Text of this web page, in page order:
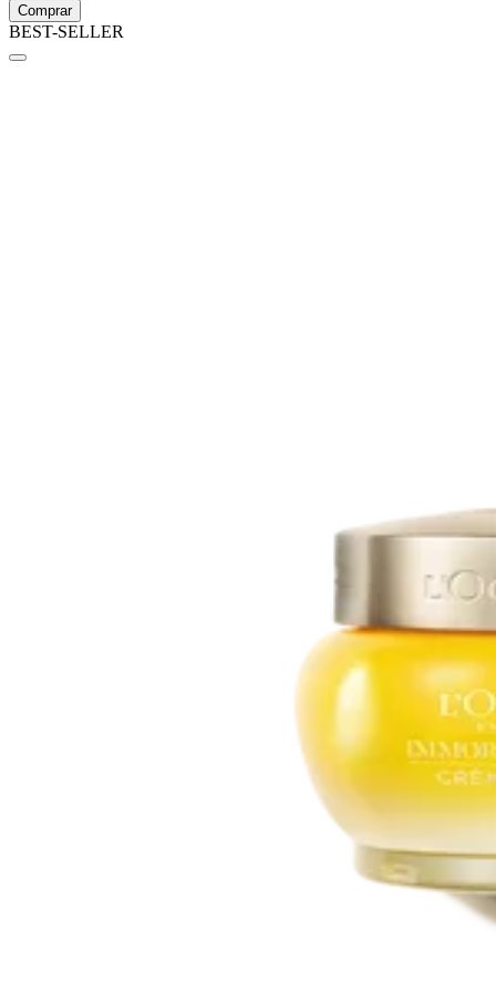
Comprar
BEST-SELLER